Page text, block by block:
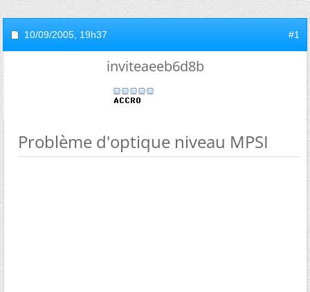
10/09/2005, 19h37 #1
inviteaeeb6d8b
Problème d'optique niveau MPSI